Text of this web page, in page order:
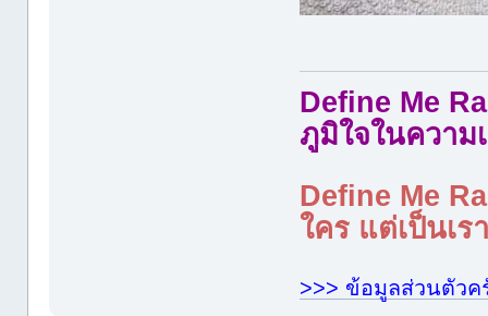
Define Me
ภูมิใจในความ
Define Me
ใคร แต่เป็นเ
>>> ข้อมูลส่วนตัวค